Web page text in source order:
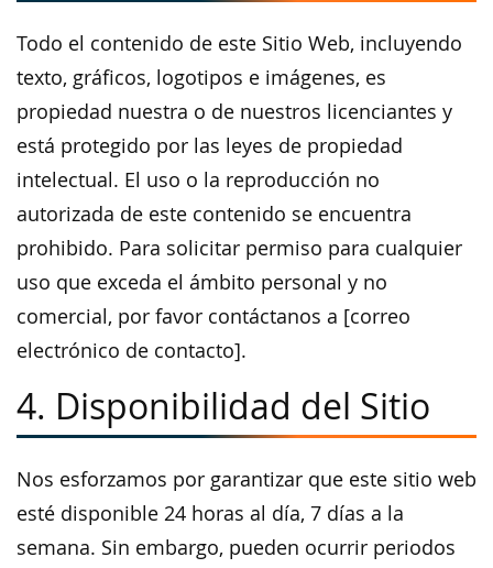
Todo el contenido de este Sitio Web, incluyendo
texto, gráficos, logotipos e imágenes, es
propiedad nuestra o de nuestros licenciantes y
está protegido por las leyes de propiedad
intelectual. El uso o la reproducción no
autorizada de este contenido se encuentra
prohibido. Para solicitar permiso para cualquier
uso que exceda el ámbito personal y no
comercial, por favor contáctanos a [correo
electrónico de contacto].
4. Disponibilidad del Sitio
Nos esforzamos por garantizar que este sitio web
esté disponible 24 horas al día, 7 días a la
semana. Sin embargo, pueden ocurrir periodos